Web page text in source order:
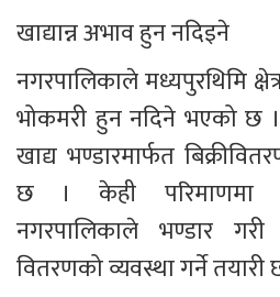
खाद्यान्न अभाव हुन नदिइने
नगरपालिकाले मध्यपुरथिमि
भोकमरी हुन नदिने भएको छ ।
खाद्य भण्डारमार्फत
छ । केही परिमाणमा
नगरपालिकाले भण्डार गरी
वितरणको व्यवस्था गर्ने तयारी